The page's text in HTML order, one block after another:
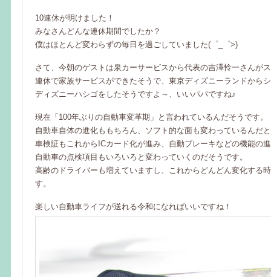
10連休が明けました！
みなさんどんな連休期間でしたか？
僕はほとんど変わらずの毎日を過ごしていました(゜_゜>)
さて、今朝のゲストは泉カーサービスから代表の吉澤怜一さんが
連休で家族サービスができたそうで、東京ディズニーランドから
ディズニーハシゴをしたそうですよ～、いいパパですね♪
現在「100年ぶりの自動車変革期」と言われているんだそうです。
自動車自体の進化ももちろん、ソフト的な面も変わっているんだ
車検証もこれからICカード化が進み、自動ブレーキなどの機能の
自動車の点検項目もいろいろと変わっていくのだそうです。
高齢のドライバーも増えていますし、これからどんどん変化する
す。
楽しい自動車ライフが送れる令和になればいいですね！